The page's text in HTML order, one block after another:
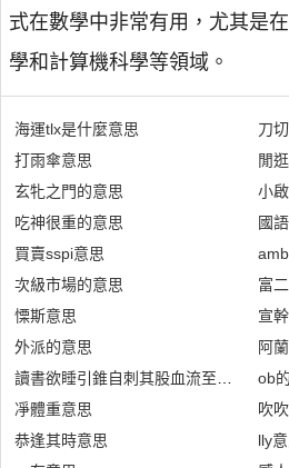
式在數學中非常有用，尤其是
學和計算機科學等領域。
海運tlx是什麼意思
打雨傘意思
玄牝之門的意思
吃神很重的意思
買賣sspi意思
次級市場的意思
慄斯意思
外派的意思
讀書欲睡引錐自刺其股血流至足意思
凈體重意思
恭逢其時意思
刀
閒
小
國
富
宣
阿
ob
吹
lly